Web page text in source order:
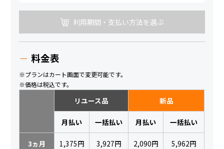
利用期間・支払い方法を選ぶ
料金表
※プランはカート画面で変更可能です。
※価格は税込です。
リユース品 新品
月払い 一括払い 月払い 一括払い
3ヵ月 1,375円 3,927円 2,090円 5,962円